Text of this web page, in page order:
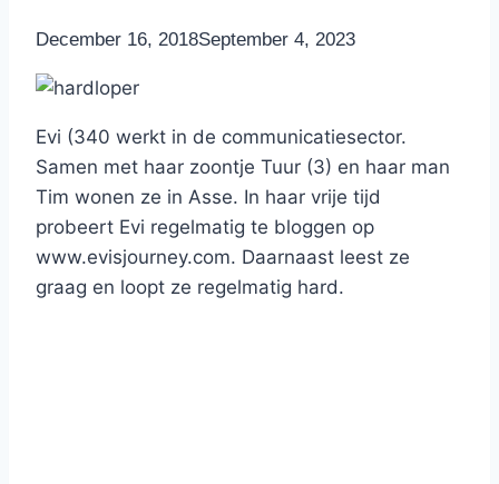
ByNicole
December 16, 2018September 4, 2023
Evi (340 werkt in de communicatiesector.
Samen met haar zoontje Tuur (3) en haar man
Tim wonen ze in Asse. In haar vrije tijd
probeert Evi regelmatig te bloggen op
www.evisjourney.com. Daarnaast leest ze
graag en loopt ze regelmatig hard.